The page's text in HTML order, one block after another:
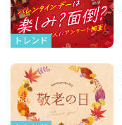
トレンド